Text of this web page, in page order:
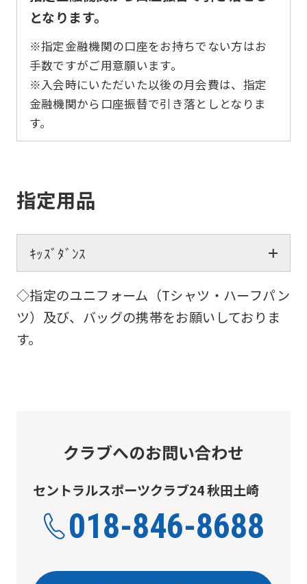
となります。
※指定金融機関の口座をお持ちでない方はお
手数ですがご用意願います。
※入会時にいただいた以後の月会費は、指定
金融機関から口座振替で引き落としとなりま
す。
指定用品
ｷｯｽﾞﾀﾞﾝｽ
◇指定のユニフォーム（Tシャツ・ハーフパン
ツ）及び、バッグの携帯をお願いしておりま
す。
クラブへのお問い合わせ
セントラルスポーツクラブ24 秋田土崎
018-846-8688